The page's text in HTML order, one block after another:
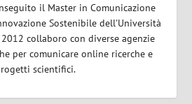
il Master in Comunicazione
Sostenibile dell'Università
collaboro con diverse agenzie
per comunicare online ricerche e
scientifici.